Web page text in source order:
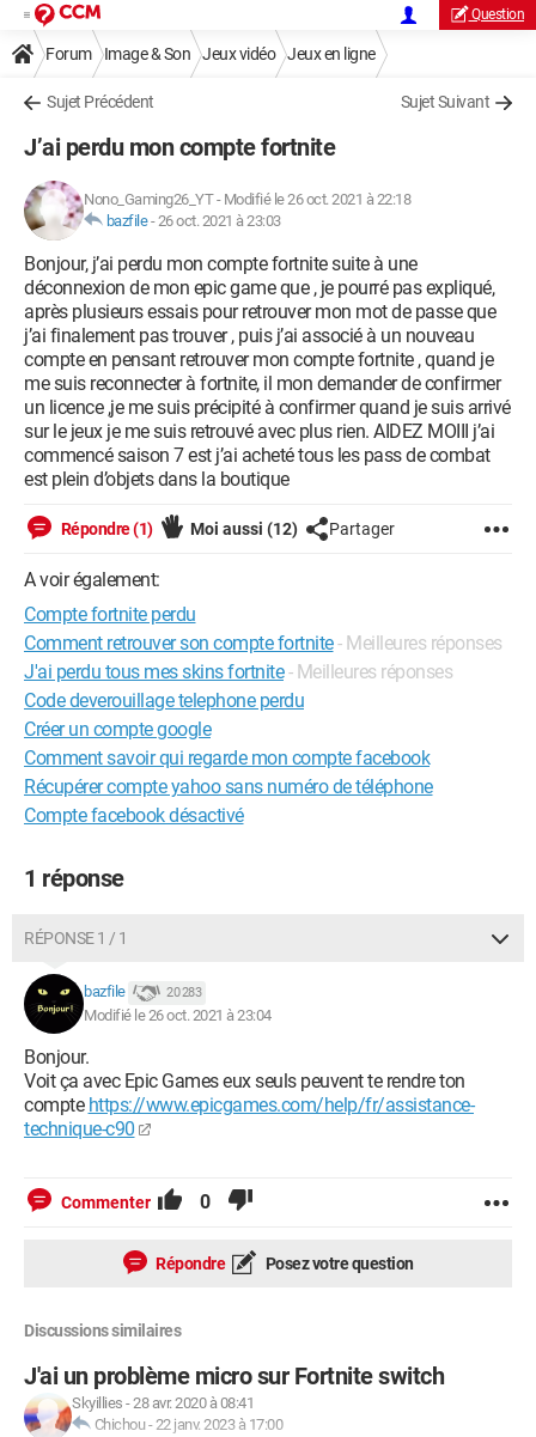
Question
Forum Image & Son Jeux vidéo Jeux en ligne
Sujet Précédent Sujet Suivant
J’ai perdu mon compte fortnite
Nono_Gaming26_YT- Modifié le 26 oct. 2021 à 22:18
bazfile-26 oct. 2021 à 23:03
Bonjour, j’ai perdu mon compte fortnite suite à une
déconnexion de mon epic game que , je pourré pas expliqué,
après plusieurs essais pour retrouver mon mot de passe que
j’ai finalement pas trouver , puis j’ai associé à un nouveau
compte en pensant retrouver mon compte fortnite , quand je
me suis reconnecter à fortnite, il mon demander de confirmer
un licence ,je me suis précipité à confirmer quand je suis arrivé
sur le jeux je me suis retrouvé avec plus rien. AIDEZ MOIII j’ai
commencé saison 7 est j’ai acheté tous les pass de combat
est plein d’objets dans la boutique
Répondre (1) Moi aussi (12) Partager
A voir également:
Compte fortnite perdu
Comment retrouver son compte fortnite- Meilleures réponses
J'ai perdu tous mes skins fortnite - Meilleures réponses
Code deverouillage telephone perdu
Créer un compte google
Comment savoir qui regarde mon compte facebook
Récupérer compte yahoo sans numéro de téléphone
Compte facebook désactivé
1 réponse
RÉPONSE 1 / 1
bazfile 20 283
Modifié le 26 oct. 2021 à 23:04
Bonjour.
Voit ça avec Epic Games eux seuls peuvent te rendre ton
compte https://www.epicgames.com/help/fr/assistance-
technique-c90
Commenter 0
Répondre Posez votre question
Discussions similaires
J'ai un problème micro sur Fortnite switch
Skyillies -28 avr. 2020 à 08:41
Chichou-22 janv. 2023 à 17:00